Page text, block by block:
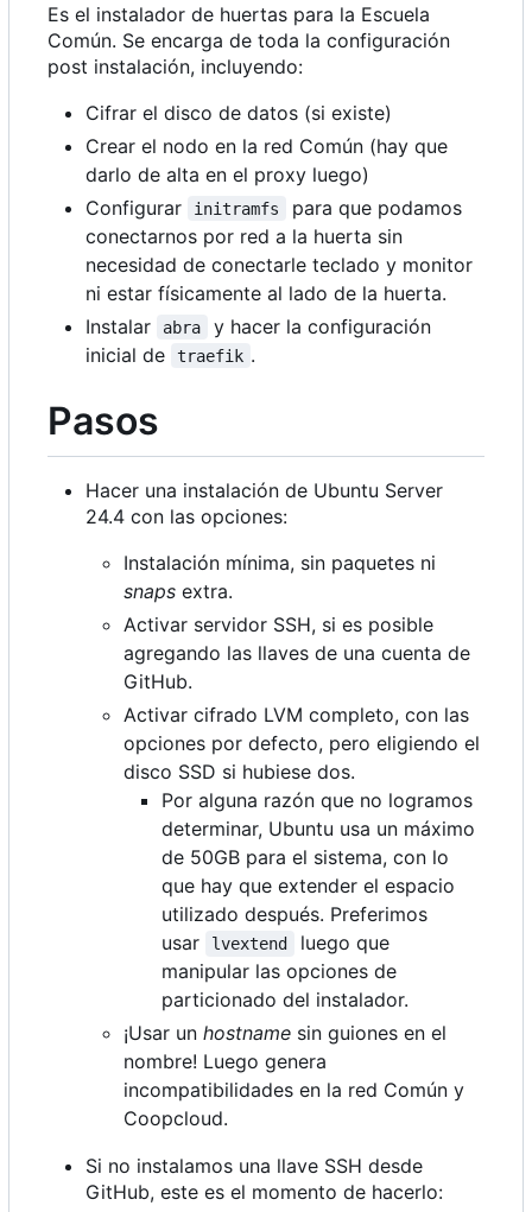
Es el instalador de huertas para la Escuela
Común. Se encarga de toda la configuración
post instalación, incluyendo:
Cifrar el disco de datos (si existe)
Crear el nodo en la red Común (hay que
darlo de alta en el proxy luego)
Configurar
initramfs
para que podamos
conectarnos por red a la huerta sin
necesidad de conectarle teclado y monitor
ni estar físicamente al lado de la huerta.
Instalar
abra
y hacer la configuración
inicial de
traefik .
Pasos
Hacer una instalación de Ubuntu Server
24.4 con las opciones:
Instalación mínima, sin paquetes ni
snaps extra.
Activar servidor SSH, si es posible
agregando las llaves de una cuenta de
GitHub.
Activar cifrado LVM completo, con las
opciones por defecto, pero eligiendo el
disco SSD si hubiese dos.
Por alguna razón que no logramos
determinar, Ubuntu usa un máximo
de 50GB para el sistema, con lo
que hay que extender el espacio
utilizado después. Preferimos
usar
lvextend
luego que
manipular las opciones de
particionado del instalador.
¡Usar un hostname sin guiones en el
nombre! Luego genera
incompatibilidades en la red Común y
Coopcloud.
Si no instalamos una llave SSH desde
GitHub, este es el momento de hacerlo: